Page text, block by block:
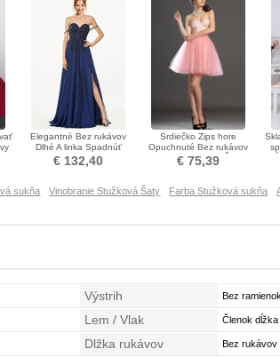
Elegantné Bez rukávov
Dlhé A linka Spadnúť
Prírodné pása Stužková
Šaty
€ 132,40
Srdiečko Zips hore
Opuchnuté Bez rukávov
Krátky Stužková Šaty
€ 75,39
sukňa Vinobranie Stužková Šaty Farba Stužková sukňa
Výstrih Bez ramienok
Lem / Vlak Členok dĺžka
Dlžka rukávov Bez rukávov